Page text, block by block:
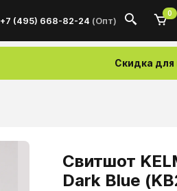
+7 (495) 668-82-24 (Опт)
0
Скидка для
Свитшот
Dark Blue